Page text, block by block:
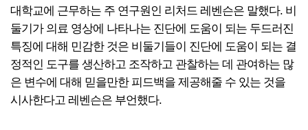
대학교에 근무하는 주 연구원인 리처드 레벤슨은 말했다. 비
둘기가 의료 영상에 나타나는 진단에 도움이 되는 두드러진
특징에 대해 민감한 것은 비둘기들이 진단에 도움이 되는 결
정적인 도구를 생산하고 조작하고 관찰하는 데 관여하는 많
은 변수에 대해 믿을만한 피드백을 제공해줄 수 있는 것을
시사한다고 레벤슨은 부언했다.